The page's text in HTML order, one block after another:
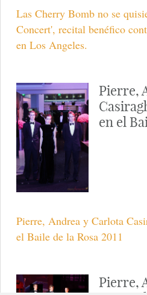
Las Cherry Bomb no se
Concert', recital benéfico
en Los Angeles.
Pierre,
en el
Pierre, Andrea y Carlota
el Baile de la Rosa 2011
Pierre,